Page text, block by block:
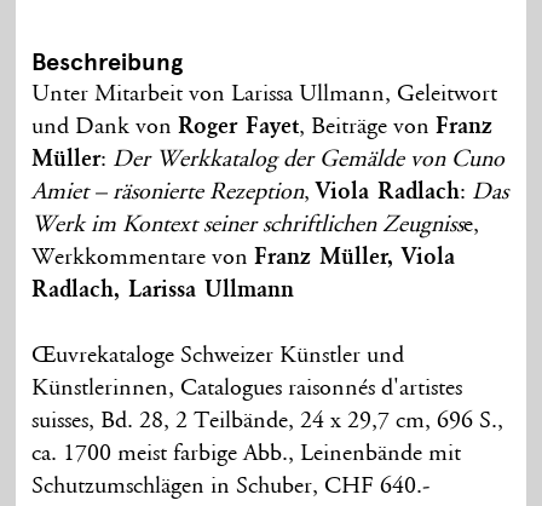
Beschreibung
Unter Mitarbeit von Larissa Ullmann, Geleitwort
und Dank vonRoger Fayet, Beiträge vonFranz
Müller: Der Werkkatalog der Gemälde von Cuno
Amiet – räsonierte Rezeption,Viola Radlach: Das
Werk im Kontext seiner schriftlichen Zeugnisse,
Werkkommentare vonFranz Müller, Viola
Radlach, Larissa Ullmann
Œuvrekataloge Schweizer Künstler und
Künstlerinnen, Catalogues raisonnés d'artistes
suisses, Bd. 28, 2 Teilbände, 24 x 29,7 cm, 696 S.,
ca. 1700 meist farbige Abb., Leinenbände mit
Schutzumschlägen in Schuber, CHF 640.-